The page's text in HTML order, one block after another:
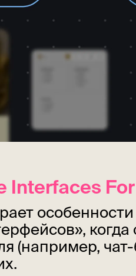
Interfaces
когда
(например,